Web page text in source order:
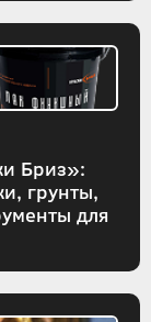
Бриз»:
грунты,
для